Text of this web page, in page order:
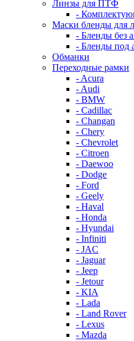
Линзы для ПТФ
-
Маски бленды для
- Бленды без
- Бленды под
Обманки
Переходные рамки
- Acura
- Audi
- BMW
- Cadillac
- Changan
- Chery
- Chevrolet
- Citroen
- Daewoo
- Dodge
- Ford
- Geely
- Haval
- Honda
- Hyundai
- Infiniti
- JAC
- Jaguar
- Jeep
- Jetour
- KIA
- Lada
- Land Rover
- Lexus
- Mazda